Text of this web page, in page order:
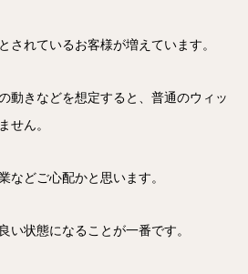
されているお客様が増えています。
動きなどを想定すると、普通のウィッ
せん。
などご心配かと思います。
い状態になることが一番です。